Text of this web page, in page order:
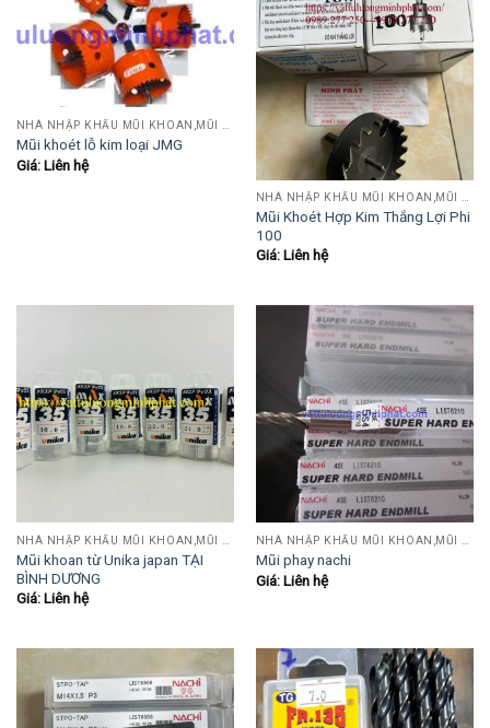
Mũi khoét lỗ kim loại JMG
Giá: Liên hệ
NHÀ NHẬP KHẨU MŨI KHOAN,MŨI TARO,MŨI TIỆN,MŨI PHAY....
Mũi Khoét Hợp Kim Thắng Lợi Phi
100
Giá: Liên hệ
Mũi khoan từ Unika japan TẠI
BÌNH DƯƠNG
Giá: Liên hệ
Mũi phay nachi
Giá: Liên hệ